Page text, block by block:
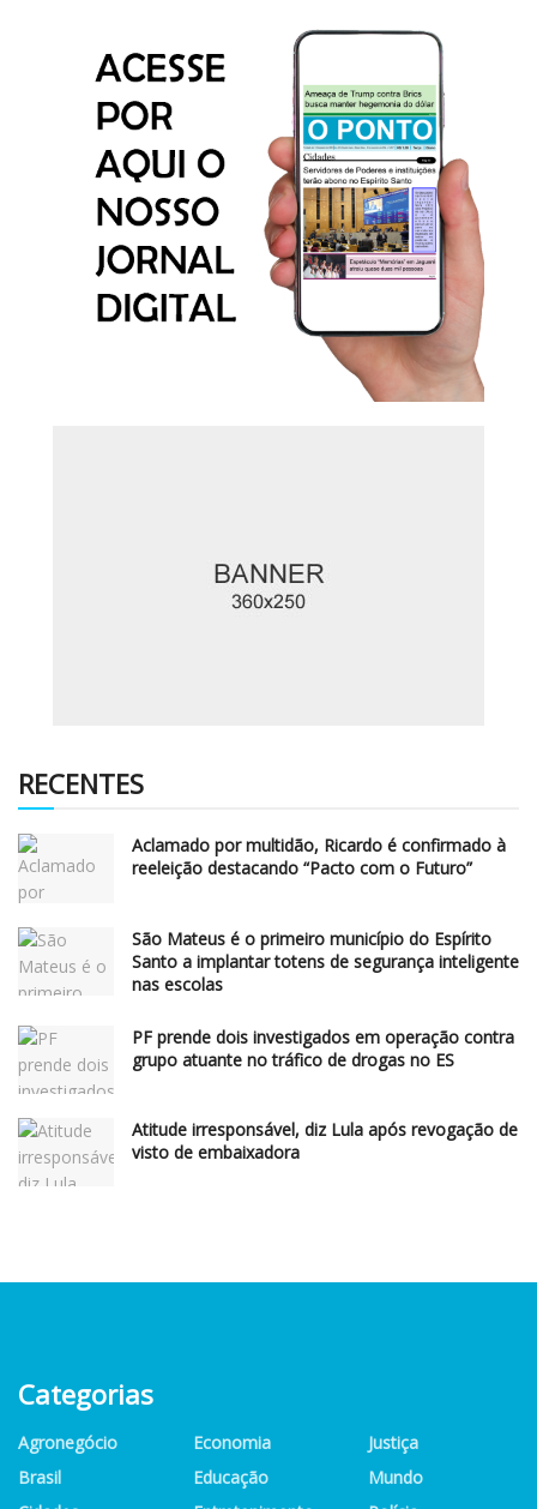
RECENTES
Aclamado por multidão, Ricardo é confirmado à
reeleição destacando “Pacto com o Futuro”
São Mateus é o primeiro município do Espírito
Santo a implantar totens de segurança inteligente
nas escolas
PF prende dois investigados em operação contra
grupo atuante no tráfico de drogas no ES
Atitude irresponsável, diz Lula após revogação de
visto de embaixadora
Categorias
Agronegócio
Brasil
Economia
Educação
Justiça
Mundo